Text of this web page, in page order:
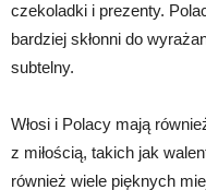
czekoladki i prezenty.
bardziej skłonni do
subtelny.
Włosi i Polacy mają
z miłością, takich jak
również wiele pięknych